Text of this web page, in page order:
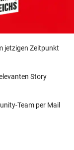
jetzigen Zeitpunkt
Story
Team per Mail